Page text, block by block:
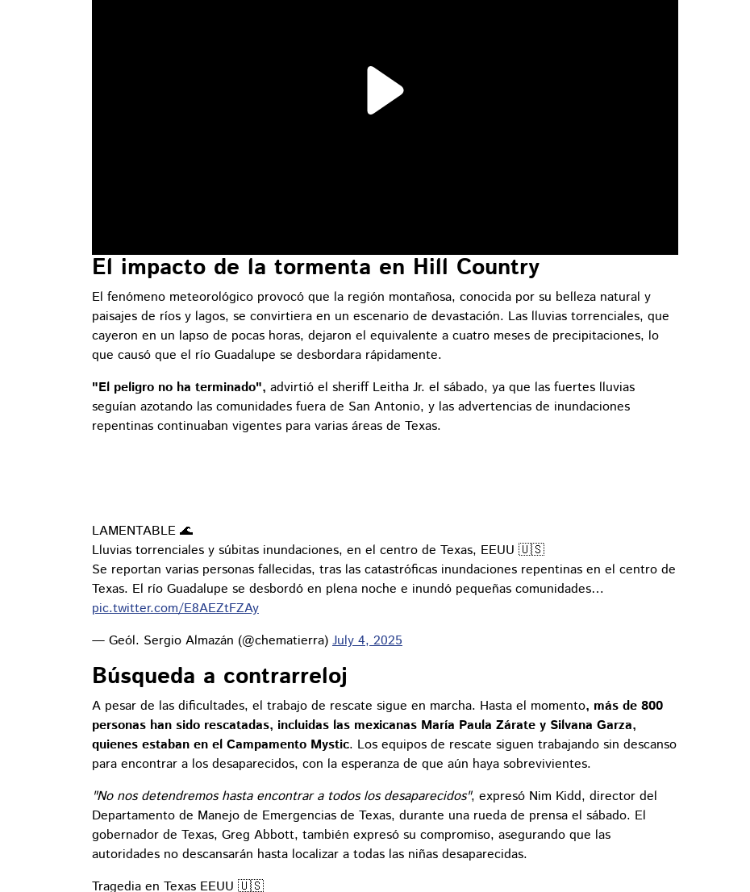
El impacto de la tormenta en Hill Country
El fenómeno meteorológico provocó que la región montañosa, conocida por su belleza natural y
paisajes de ríos y lagos, se convirtiera en un escenario de devastación. Las lluvias torrenciales, que
cayeron en un lapso de pocas horas, dejaron el equivalente a cuatro meses de precipitaciones, lo
que causó que el río Guadalupe se desbordara rápidamente.
"El peligro no ha terminado", advirtió el sheriff Leitha Jr. el sábado, ya que las fuertes lluvias
seguían azotando las comunidades fuera de San Antonio, y las advertencias de inundaciones
repentinas continuaban vigentes para varias áreas de Texas.
LAMENTABLE 🌊
Lluvias torrenciales y súbitas inundaciones, en el centro de Texas, EEUU 🇺🇸
Se reportan varias personas fallecidas, tras las catastróficas inundaciones repentinas en el centro de
Texas. El río Guadalupe se desbordó en plena noche e inundó pequeñas comunidades…
pic.twitter.com/E8AEZtFZAy
— Geól. Sergio Almazán (@chematierra) July 4, 2025
Búsqueda a contrarreloj
A pesar de las dificultades, el trabajo de rescate sigue en marcha. Hasta el momento, más de 800
personas han sido rescatadas, incluidas las mexicanas María Paula Zárate y Silvana Garza,
quienes estaban en el Campamento Mystic. Los equipos de rescate siguen trabajando sin descanso
para encontrar a los desaparecidos, con la esperanza de que aún haya sobrevivientes.
"No nos detendremos hasta encontrar a todos los desaparecidos", expresó Nim Kidd, director del
Departamento de Manejo de Emergencias de Texas, durante una rueda de prensa el sábado. El
gobernador de Texas, Greg Abbott, también expresó su compromiso, asegurando que las
autoridades no descansarán hasta localizar a todas las niñas desaparecidas.
Tragedia en Texas EEUU 🇺🇸